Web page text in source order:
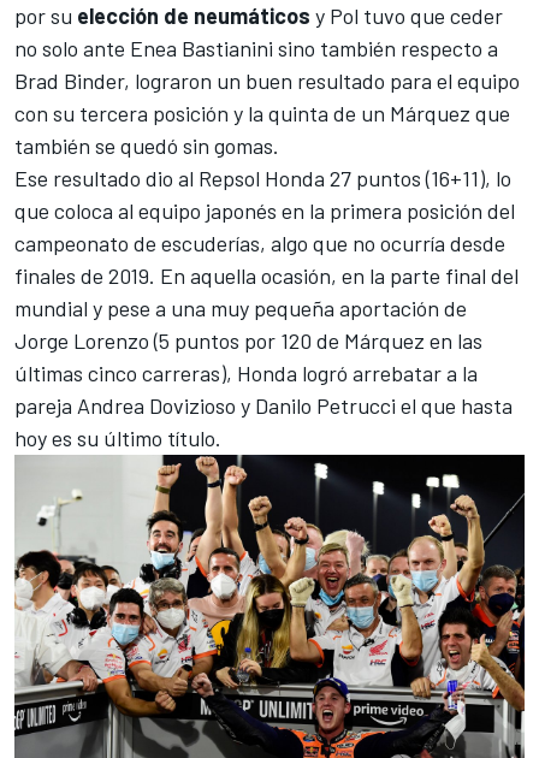
por su elección de neumáticos y Pol tuvo que ceder
no solo ante Enea Bastianini sino también respecto a
Brad Binder, lograron un buen resultado para el equipo
con su tercera posición y la quinta de un Márquez que
también se quedó sin gomas.
Ese resultado dio al Repsol Honda 27 puntos (16+11), lo
que coloca al equipo japonés en la primera posición del
campeonato de escuderías, algo que no ocurría desde
finales de 2019. En aquella ocasión, en la parte final del
mundial y pese a una muy pequeña aportación de
Jorge Lorenzo(5 puntos por 120 de Márquez en las
últimas cinco carreras), Honda logró arrebatar a la
pareja Andrea Dovizioso y Danilo Petrucci el que hasta
hoy es su último título.